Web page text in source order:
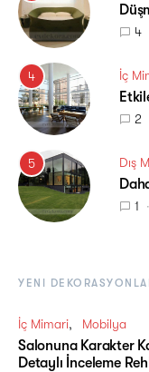
4
4 İç
2
5 Dış
1
YENI
İç Mimari Mobilya
Salonuna Karakter
Detaylı İnceleme